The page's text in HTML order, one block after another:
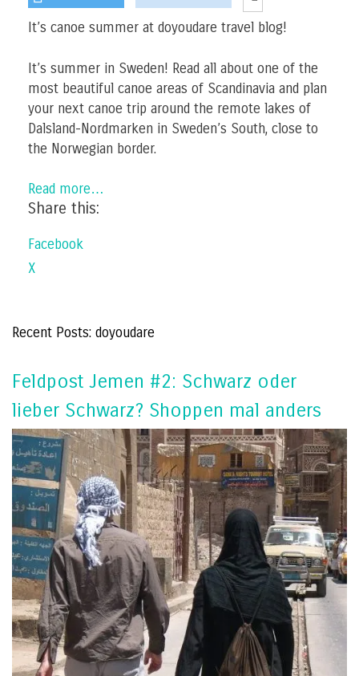
It’s canoe summer at doyoudare travel blog!
It’s summer in Sweden! Read all about one of the
most beautiful canoe areas of Scandinavia and plan
your next canoe trip around the remote lakes of
Dalsland-Nordmarken in Sweden’s South, close to
the Norwegian border.
Read more…
Share this:
Facebook
X
Recent Posts: doyoudare
Feldpost Jemen #2: Schwarz oder
lieber Schwarz? Shoppen mal anders